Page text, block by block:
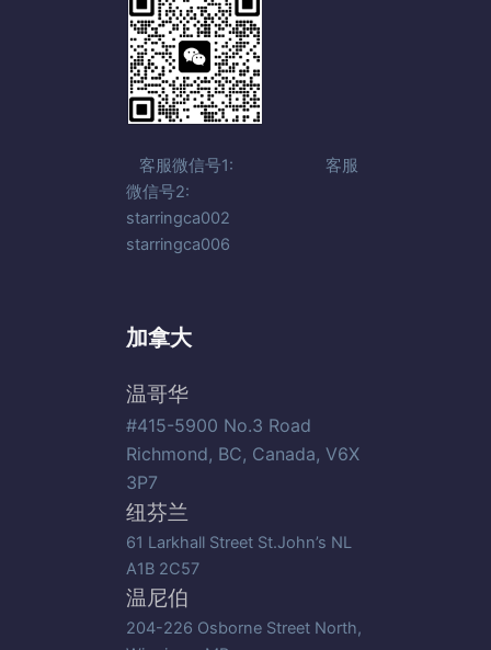
客服微信号1: 客服
微信号2:
starringca002
starringca006
加拿大
温哥华
#415-5900 No.3 Road
Richmond, BC, Canada, V6X
3P7
纽芬兰
61 Larkhall Street St.John’s NL
A1B 2C57
温尼伯
204-226 Osborne Street North,